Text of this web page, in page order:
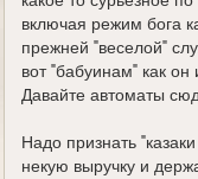
включая режим бога
прежней "веселой"
вот "бабуинам" как
Давайте автоматы
Надо признать
некую выручку и